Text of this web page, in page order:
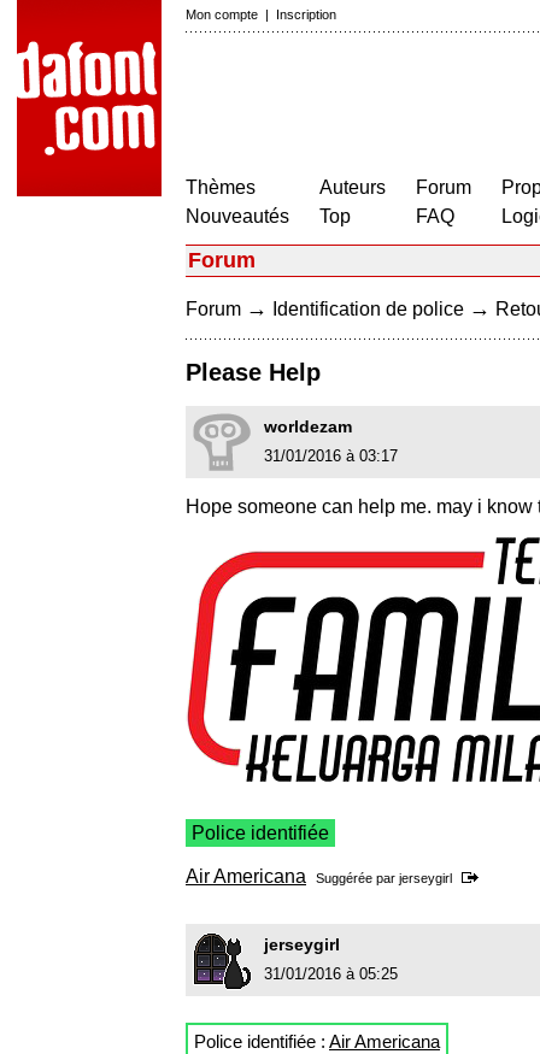
Mon compte | Inscription
Thèmes
Nouveautés
Auteurs
Top
Forum
FAQ
Forum
Forum → Identification de police →
Please Help
worldezam
31/01/2016 à 03:17
Hope someone can help me. may i know
Police identifiée
Air Americana Suggérée par jerseygirl
jerseygirl
31/01/2016 à 05:25
Police identifiée : Air Americana